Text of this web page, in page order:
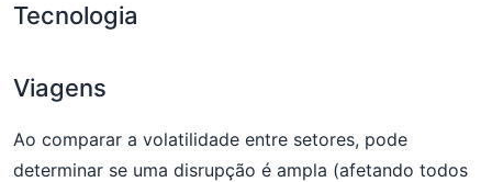
Tecnologia
Viagens
Ao comparar a volatilidade entre setores, pode
determinar se uma disrupção é ampla (afetando todos